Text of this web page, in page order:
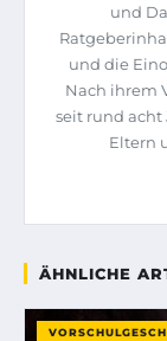
und
und die
Nach ihrem
seit rund acht
Eltern
ÄHNLICHE